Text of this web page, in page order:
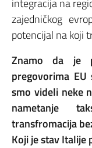
integracija na
zajedničkog
potencijal na koji
Znamo da je
pregovorima
smo videli neke
nametanje
transfromacija
Koji je stav Italije